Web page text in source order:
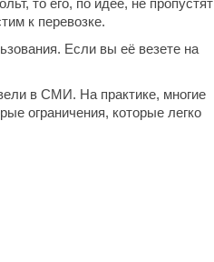
то его, по идее, не пропустят
к перевозке.
Если вы её везете на
в СМИ. На практике, многие
ограничения, которые легко